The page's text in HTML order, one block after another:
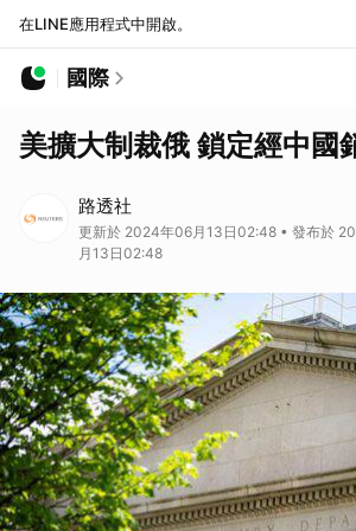
在LINE應用程式中開啟。
國際
美擴大制裁俄 鎖定經中國
路透社
更新於 2024年06月13日02:48 • 發布於
月13日02:48